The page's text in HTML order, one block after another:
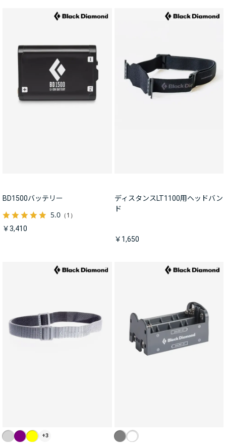
BD1500バッテリー
5.0 （1）
￥3,410
ディスタンスLT1100用ヘッドバン
ド
￥1,650
+3